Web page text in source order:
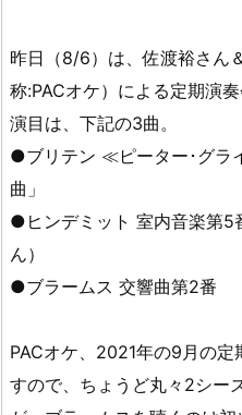
昨日（8/6）は、佐渡裕さん
称:PACオケ）による定期演
演目は、下記の3曲。
●ブリテン ≪ピーター･グラ
曲」
●ヒンデミット 室内音楽第5
ん）
●ブラームス 交響曲第2番
PACオケ、2021年の9月の定
すので、ちょうど丸々2シー